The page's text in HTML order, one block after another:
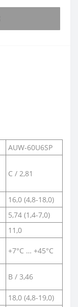
AUW-60U6SP
C / 2,81
16,0 (4,8-18,0)
5,74 (1,4-7,0)
11,0
+7°C … +45°C
B / 3,46
18,0 (4,8-19,0)